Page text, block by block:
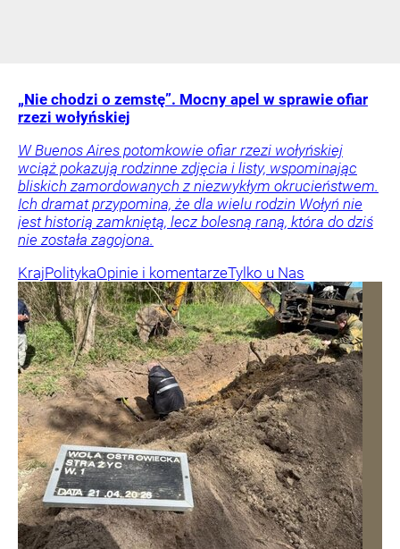
„Nie chodzi o zemstę”. Mocny apel w sprawie ofiar
rzezi wołyńskiej
W Buenos Aires potomkowie ofiar rzezi wołyńskiej
wciąż pokazują rodzinne zdjęcia i listy, wspominając
bliskich zamordowanych z niezwykłym okrucieństwem.
Ich dramat przypomina, że dla wielu rodzin Wołyń nie
jest historią zamkniętą, lecz bolesną raną, która do dziś
nie została zagojona.
KrajPolitykaOpinie i komentarzeTylko u Nas